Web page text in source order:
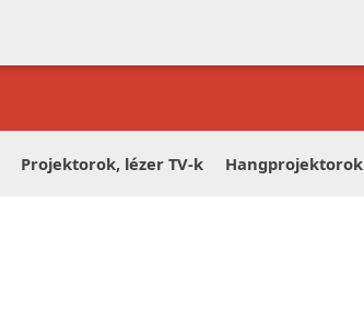
Projektorok, lézer TV-k Hangprojektorok